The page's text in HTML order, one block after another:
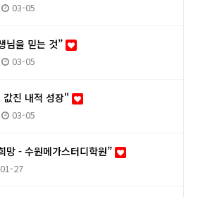
03-05
님을 믿는 것”
03-05
진 내적 성장"
03-05
망 - 수원메가스터디학원”
01-27